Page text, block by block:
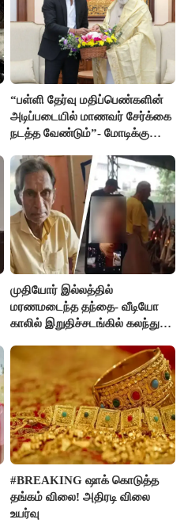
“பள்ளி தேர்வு மதிப்பெண்களின்
அடிப்படையில் மாணவர் சேர்க்கை
நடத்த வேண்டும்”- மோடிக்கு
முதியோர் இல்லத்தில்
மரணமடைந்த தந்தை- வீடியோ
காலில் இறுதிச்சடங்கில் கலந்து
#BREAKING ஷாக் கொடுத்த
தங்கம் விலை! அதிரடி விலை
உயர்வு